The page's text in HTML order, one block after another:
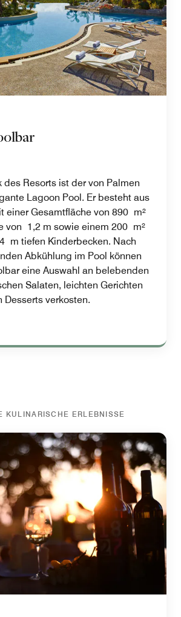
des Resorts ist der von Palmen
Lagoon Pool. Er besteht aus
einer Gesamtfläche von 890 m²
von 1,2 m sowie einem 200 m²
m tiefen Kinderbecken. Nach
Abkühlung im Pool können
eine Auswahl an belebenden
Salaten, leichten Gerichten
Desserts verkosten.
KULINARISCHE ERLEBNISSE